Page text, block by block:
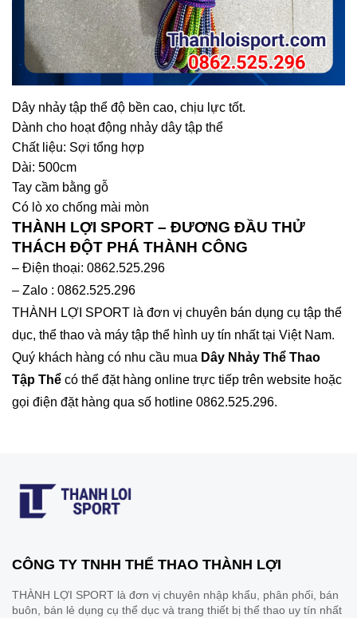
Dây nhảy tập thể độ bền cao, chịu lực tốt.
Dành cho hoạt động nhảy dây tập thể
Chất liệu: Sợi tổng hợp
Dài: 500cm
Tay cầm bằng gỗ
Có lò xo chống mài mòn
THÀNH LỢI SPORT – ĐƯƠNG ĐẦU THỬ
THÁCH ĐỘT PHÁ THÀNH CÔNG
– Điện thoại: 0862.525.296
– Zalo : 0862.525.296
THÀNH LỢI SPORT là đơn vị chuyên bán dụng cụ tập thể
dục, thể thao và máy tập thể hình uy tín nhất tại Việt Nam.
Quý khách hàng có nhu cầu mua Dây Nhảy Thể Thao
Tập Thể có thể đặt hàng online trực tiếp trên website hoặc
gọi điện đặt hàng qua số hotline 0862.525.296.
CÔNG TY TNHH THỂ THAO THÀNH LỢI
THÀNH LỢI SPORT là đơn vị chuyên nhập khẩu, phân phối, bán
buôn, bán lẻ dụng cụ thể dục và trang thiết bị thể thao uy tín nhất